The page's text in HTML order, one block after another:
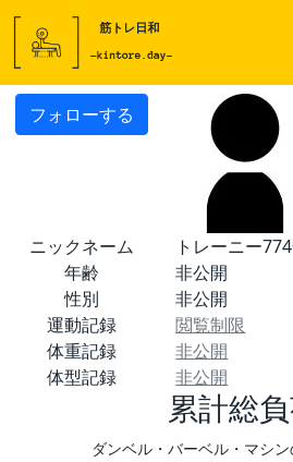
フォローする
ニックネーム
トレーニー
年齢
非公開
性別
非公開
運動記録
閲覧制限
体重記録
非公開
体型記録
非公開
累計総
ダンベル・バーベル・マシ